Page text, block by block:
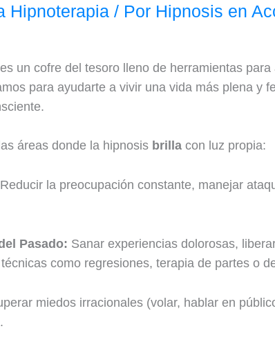
Hipnoterapia / Por Hipnosis en
un cofre del tesoro lleno de herramientas para
para ayudarte a vivir una vida más plena y
áreas donde la hipnosis brillacon luz propia:
Reducir la preocupación constante, manejar
Pasado: Sanar experiencias dolorosas,
como regresiones, terapia de partes o
miedos irracionales (volar, hablar en